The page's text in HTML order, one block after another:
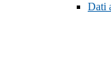
Dati